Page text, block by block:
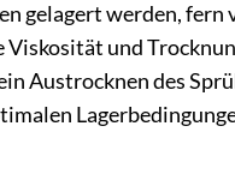
gelagert werden,
und
Austrocknen des